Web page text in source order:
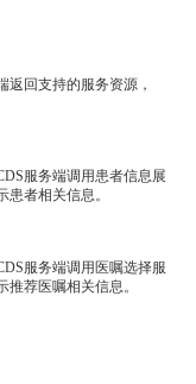
返回支持的服务资源，
服务端调用患者信息展
者相关信息。
服务端调用医嘱选择服
荐医嘱相关信息。